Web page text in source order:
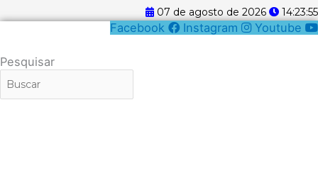
07 de agosto de 2026 14:23:55
Facebook Instagram Youtube
Pesquisar